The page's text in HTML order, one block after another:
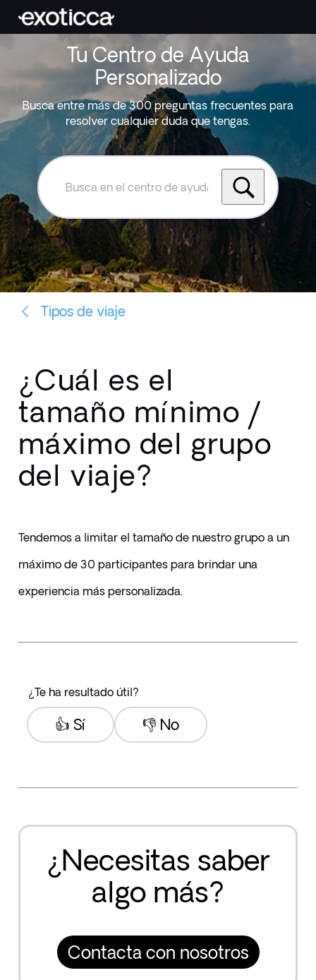
Tu Centro de Ayuda
Personalizado
Busca entre más de 300 preguntas frecuentes para
resolver cualquier duda que tengas.
Busca
el
centro
de
ayuda
de
Exoticca
Tipos de viaje
¿Cuál es el
tamaño mínimo /
máximo del grupo
del viaje?
Tendemos a limitar el tamaño de nuestro grupo a un
máximo de 30 participantes para brindar una
experiencia más personalizada.
¿Te ha resultado útil?
👎 No
👍 Sí
¿Necesitas saber
algo más?
Contacta con nosotros